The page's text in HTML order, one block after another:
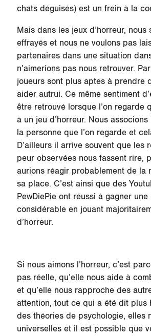
chats déguisés) est un frein à la
Mais dans les jeux d’horreur, nous
effrayés et nous ne voulons pas
partenaires dans une situation
n’aimerions pas nous retrouver.
joueurs sont plus aptes à prendre
aider autrui. Ce même sentiment
être retrouvé lorsque l’on regarde
à un jeu d’horreur. Nous
la personne que l’on regarde et
D’ailleurs il arrive souvent que les
peur observées nous fassent rire,
aurions réagir probablement de la
sa place. C’est ainsi que des
PewDiePie ont réussi à gagner
considérable en jouant
d’horreur.
Si nous aimons l’horreur, c’est
pas réelle, qu’elle nous aide à
et qu’elle nous rapproche des
attention, tout ce qui a été dit plus
des théories de psychologie, elles
universelles et il est possible que